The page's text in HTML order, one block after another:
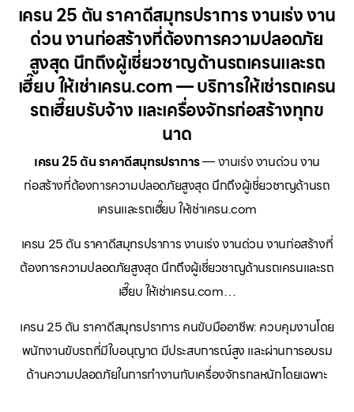
เครน 25 ตัน ราคาดีสมุทรปราการ งานเร่ง งาน
ด่วน งานก่อสร้างที่ต้องการความปลอดภัย
สูงสุด นึกถึงผู้เชี่ยวชาญด้านรถเครนและรถ
เฮี๊ยบ ให้เช่าเครน.com — บริการให้เช่ารถเครน
รถเฮี๊ยบรับจ้าง และเครื่องจักรก่อสร้างทุกข
นาด
เครน 25 ตัน ราคาดีสมุทรปราการ— งานเร่ง งานด่วน งาน
ก่อสร้างที่ต้องการความปลอดภัยสูงสุด นึกถึงผู้เชี่ยวชาญด้านรถ
เครนและรถเฮี๊ยบ ให้เช่าเครน.com
เครน 25 ตัน ราคาดีสมุทรปราการ งานเร่ง งานด่วน งานก่อสร้างที่
ต้องการความปลอดภัยสูงสุด นึกถึงผู้เชี่ยวชาญด้านรถเครนและรถ
เฮี๊ยบ ให้เช่าเครน.com…
เครน 25 ตัน ราคาดีสมุทรปราการ คนขับมืออาชีพ: ควบคุมงานโดย
พนักงานขับรถที่มีใบอนุญาต มีประสบการณ์สูง และผ่านการอบรม
ด้านความปลอดภัยในการทำงานกับเครื่องจักรกลหนักโดยเฉพาะ